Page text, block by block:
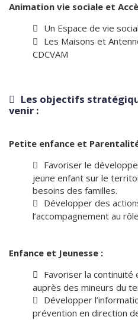
Animation vie sociale et
Un Espace de vie
Les Maisons et
CDCVAM
Les objectifs
venir :
Petite enfance et
Favoriser le
jeune enfant sur le
besoins des familles.
Développer des
l’accompagnement au
Enfance et Jeunesse :
Favoriser la continuité
auprès des mineurs du
Développer
prévention en direction